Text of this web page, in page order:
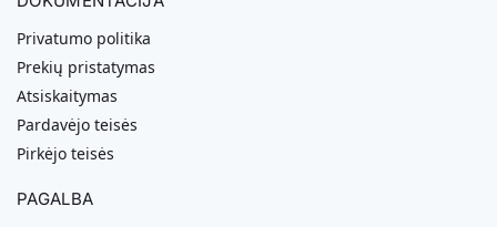
Privatumo politika
Prekių pristatymas
Atsiskaitymas
Pardavėjo teisės
Pirkėjo teisės
PAGALBA